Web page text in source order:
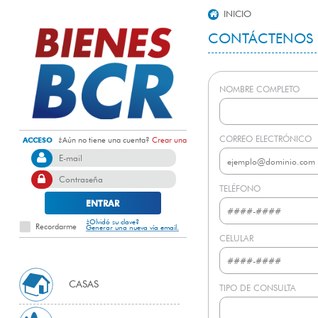
INICIO
ACCESO ¿Aún no tiene una cuenta? Crear una
Recordarme ¿Olvidó su clave?
Generar una nueva vía email.
CONTÁCTENOS
NOMBRE COMPLETO
CORREO ELECTRÓNICO
TELÉFONO
CELULAR
TIPO DE CONSULTA
CASAS